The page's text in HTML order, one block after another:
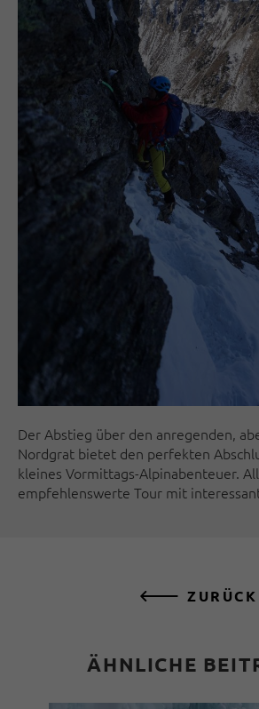
Der Abstieg über den anregenden,
Nordgrat bietet den perfekten
kleines Vormittags-Alpinabenteuer.
empfehlenswerte Tour mit
ZURÜCK
ÄHNLICHE